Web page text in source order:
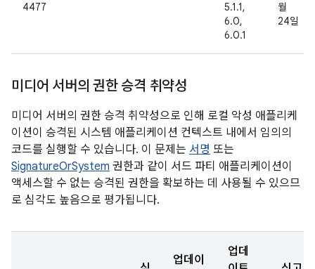
4477
5.1.1,
6.0,
6.0.1
월
24일
미디어 서버의 권한 승격 취약성
미디어 서버의 권한 승격 취약성으로 인해 로컬 악성 애플리케
이션이 승격된 시스템 애플리케이션 컨텍스트 내에서 임의의
코드를 실행할 수 있습니다. 이 문제는 서명 또는
SignatureOrSystem 권한과 같이 서드 파티 애플리케이션이
액세스할 수 없는 승격된 권한을 확보하는 데 사용될 수 있으므
로 심각도 높음으로 평가됩니다.
업데이
업데